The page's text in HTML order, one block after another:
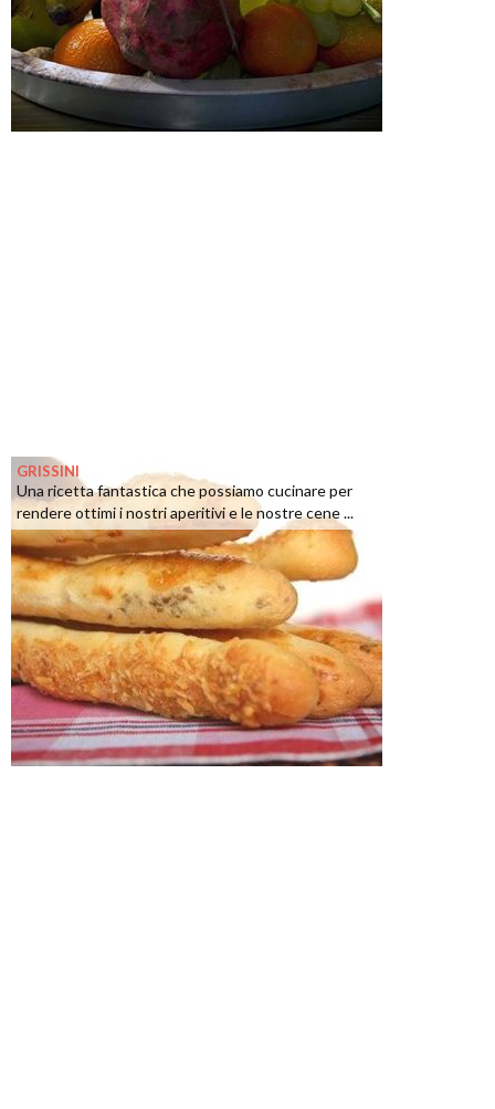
GRISSINI
Una ricetta fantastica che possiamo cucinare per
rendere ottimi i nostri aperitivi e le nostre cene ...